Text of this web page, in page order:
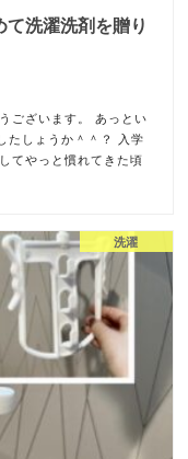
洗濯洗剤を贈り
ございます。 あっとい
たしょうか＾＾？ 入学
てやっと慣れてきた頃
洗濯